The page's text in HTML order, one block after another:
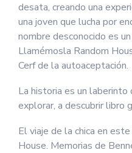
desata, creando una
una joven que lucha por
nombre desconocido es
Llamémosla Random
Cerf de la autoaceptación.
La historia es un laberinto
explorar, a descubrir libro
El viaje de la chica en
House. Memorias de